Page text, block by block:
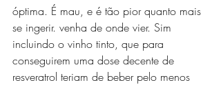
óptima. É mau, e é tão pior quanto mais
se ingerir. venha de onde vier. Sim
incluindo o vinho tinto, que para
conseguirem uma dose decente de
resveratrol teriam de beber pelo menos